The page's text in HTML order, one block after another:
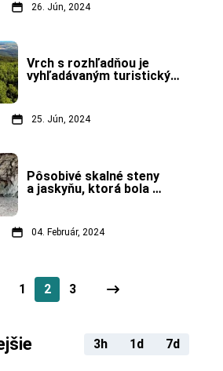
26. Jún, 2024
Vrch s rozhľadňou je
vyhľadávaným turistickým
25. Jún, 2024
Pôsobivé skalné steny
a jaskyňu, ktorá bola
Zahorí.
04. Február, 2024
1 2 3
3h 1d 7d